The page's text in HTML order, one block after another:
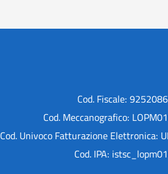
Cod. Fiscale:
Cod. Meccanografico:
Cod. Univoco Fatturazione Elettronica:
Cod. IPA: